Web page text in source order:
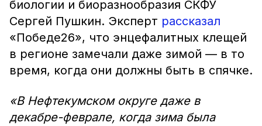
биологии и биоразнообразия СКФУ
Сергей Пушкин. Эксперт рассказал
«Победе26», что энцефалитных клещей
в регионе замечали даже зимой — в то
время, когда они должны быть в спячке.
«В Нефтекумском округе даже в
декабре-феврале, когда зима была